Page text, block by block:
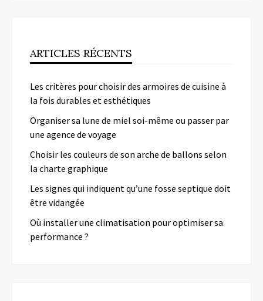
ARTICLES RÉCENTS
Les critères pour choisir des armoires de cuisine à
la fois durables et esthétiques
Organiser sa lune de miel soi-même ou passer par
une agence de voyage
Choisir les couleurs de son arche de ballons selon
la charte graphique
Les signes qui indiquent qu’une fosse septique doit
être vidangée
Où installer une climatisation pour optimiser sa
performance ?